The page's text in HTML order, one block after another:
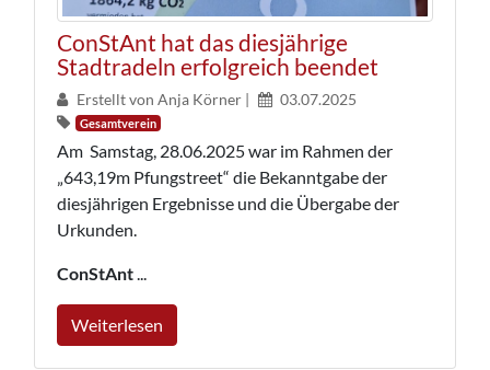
ConStAnt hat das diesjährige
Stadtradeln erfolgreich beendet
Erstellt von Anja Körner | 03.07.2025
Gesamtverein
Am Samstag, 28.06.2025 war im Rahmen der
„643,19m Pfungstreet“ die Bekanntgabe der
diesjährigen Ergebnisse und die Übergabe der
Urkunden.
ConStAnt
Weiterlesen